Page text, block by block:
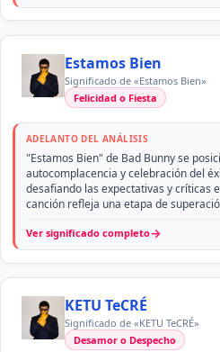
Estamos Bien
Significado de «Estamos Bien»
Felicidad o Fiesta
ADELANTO DEL ANÁLISIS
"Estamos Bien" de Bad Bunny se
autocomplacencia y celebración del
desafiando las expectativas y críticas
canción refleja una etapa de
Ver significado completo→
KETU TeCRÉ
Significado de «KETU TeCRÉ»
Desamor o Despecho